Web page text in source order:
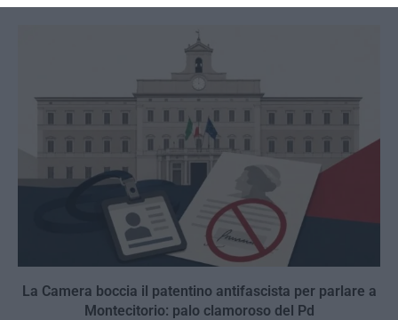
La Camera boccia il patentino antifascista per parlare a
Montecitorio: palo clamoroso del Pd